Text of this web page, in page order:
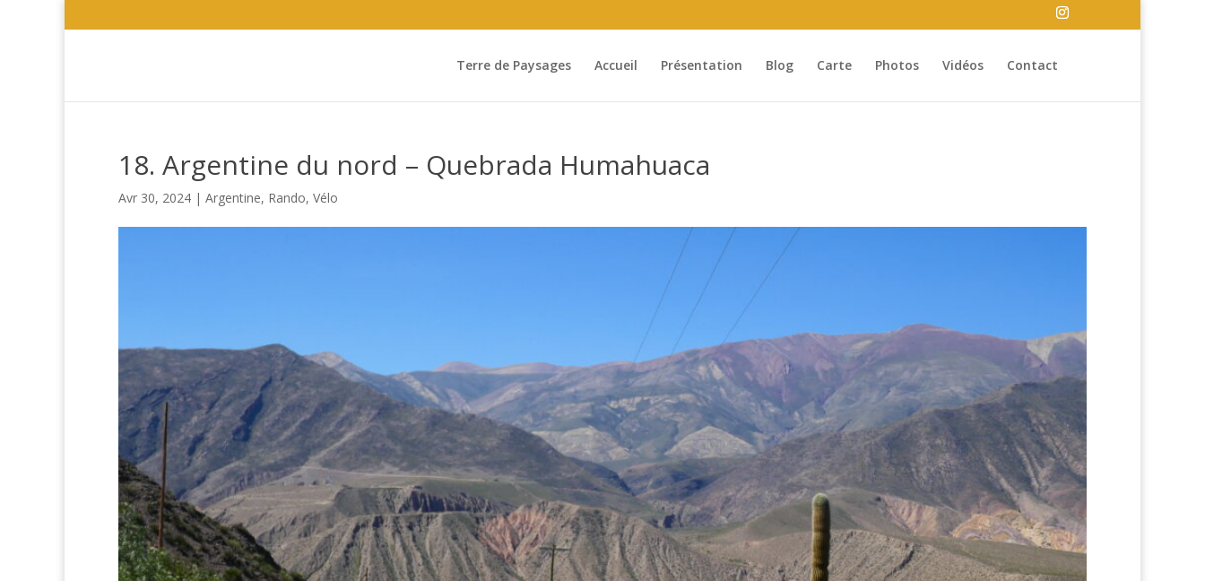
Terre de Paysages Accueil Présentation Blog Carte Photos Vidéos Contact
18. Argentine du nord – Quebrada Humahuaca
Avr 30, 2024 | Argentine, Rando, Vélo